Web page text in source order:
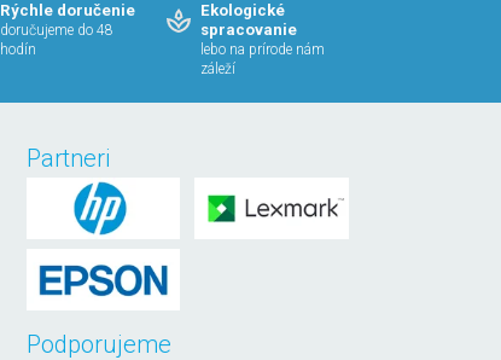
Rýchle doručenie
doručujeme do 48
hodín
Ekologické
spracovanie
lebo na prírode nám
záleží
Partneri
Podporujeme